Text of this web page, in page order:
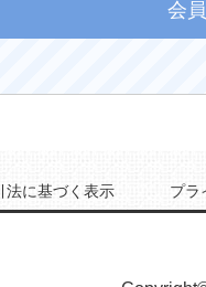
会
法に基づく表示 プラ